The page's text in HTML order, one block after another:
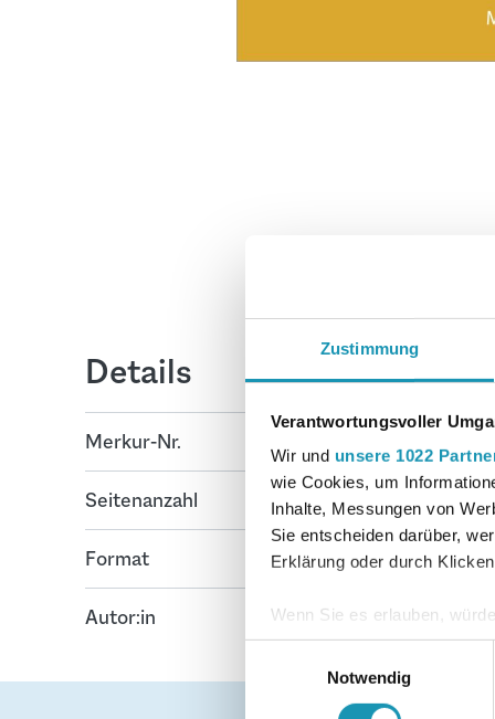
Zustimmung
Verantwortungsvoller
Wir und unsere 1022
wie Cookies, um
Inhalte, Messungen von
Sie entscheiden darüber,
Erklärung oder durch
Wenn Sie es erlauben,
Informationen über
Ihr Gerät durch
Erfahren Sie mehr
Notwendig
Details
Merkur-Nr. 9338-06
Seitenanzahl 16
Format 17 cm x 24 cm
Autor:in